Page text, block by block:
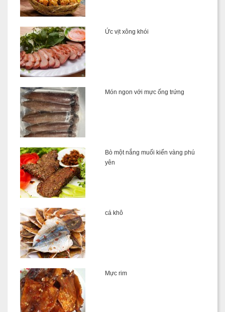
Ức vịt xông khói
Món ngon với mực ống trứng
Bò một nắng muối kiến vàng phú
yên
cá khô
Mực rim